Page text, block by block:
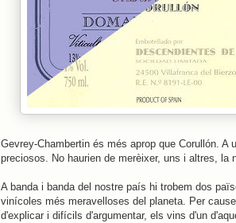
Gevrey-Chambertin és més aprop que Corullón. A
preciosos. No haurien de merèixer, uns i altres, la
A banda i banda del nostre país hi trobem dos
vinícoles més meravelloses del planeta. Per
d'explicar i difícils d'argumentar, els vins d'un